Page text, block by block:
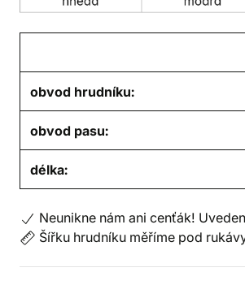
obvod hrudníku:
obvod pasu:
délka:
Neunikne nám ani cenťák!
Šířku hrudníku měříme pod